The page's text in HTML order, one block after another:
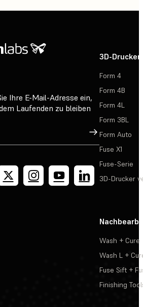
Ihre E-Mail-Adresse ein,
Laufenden zu bleiben
Registrieren
3D-Drucker
Form 4
Form 4B
Form 4L
Form 3BL
Form Auto
Fuse X1
Fuse-Serie
3D-Drucker
Wash + Cure
Wash L +
Fuse Sift +
Finishing